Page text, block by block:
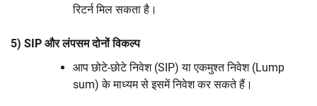
रिटर्न मिल सकता है।
5) SIP और लंपसम दोनों विकल्प
आप छोटे-छोटे निवेश (SIP) या एकमुश्त निवेश (Lump
sum) के माध्यम से इसमें निवेश कर सकते हैं।